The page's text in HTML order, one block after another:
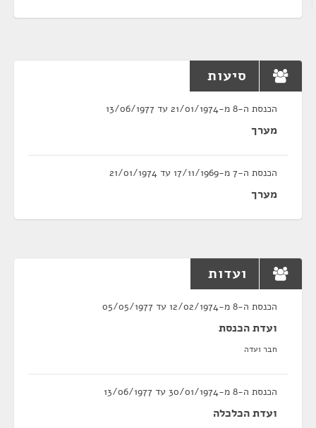
סיעות
הכנסת ה-8 מ-21/01/1974 עד 13/06/1977
מערך
הכנסת ה-7 מ-17/11/1969 עד 21/01/1974
מערך
ועדות
הכנסת ה-8 מ-12/02/1974 עד 05/05/1977
ועדת הכנסת
חבר ועדה
הכנסת ה-8 מ-30/01/1974 עד 13/06/1977
ועדת הכלכלה